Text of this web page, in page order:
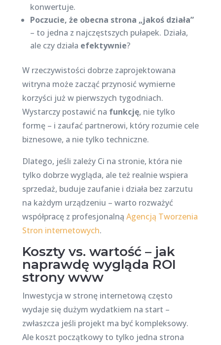
konwertuje.
Poczucie, że obecna strona „jakoś działa”
– to jedna z najczęstszych pułapek. Działa,
ale czy działa efektywnie?
W rzeczywistości dobrze zaprojektowana
witryna może zacząć przynosić wymierne
korzyści już w pierwszych tygodniach.
Wystarczy postawić na funkcję, nie tylko
formę – i zaufać partnerowi, który rozumie cele
biznesowe, a nie tylko techniczne.
Dlatego, jeśli zależy Ci na stronie, która nie
tylko dobrze wygląda, ale też realnie wspiera
sprzedaż, buduje zaufanie i działa bez zarzutu
na każdym urządzeniu – warto rozważyć
współpracę z profesjonalną Agencją Tworzenia
Stron internetowych.
Koszty vs. wartość – jak
naprawdę wygląda ROI
strony www
Inwestycja w stronę internetową często
wydaje się dużym wydatkiem na start –
zwłaszcza jeśli projekt ma być kompleksowy.
Ale koszt początkowy to tylko jedna strona